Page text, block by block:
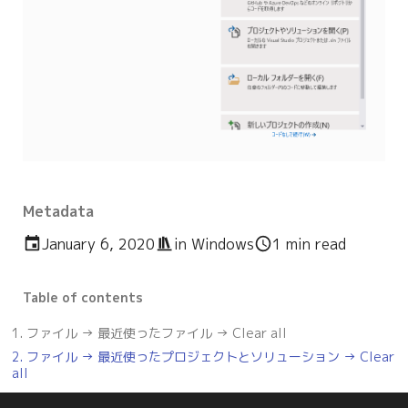
Metadata
January 6, 2020
in Windows 1 min read
Table of contents
1. ファイル → 最近使ったファイル → Clear all
2. ファイル → 最近使ったプロジェクトとソリューション → Clear
all